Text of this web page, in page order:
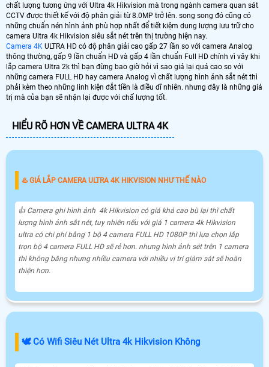
chất lượng tương ứng với Ultra 4k Hikvision mà trong ngành camera quan sát
CCTV được thiết kế với độ phân giải từ 8.0MP trở lên. song song đó cũng có
những chuẩn nén hình ảnh phù hợp nhất để tiết kiệm dung lượng lưu trữ cho
camera Ultra 4k Hikvision siêu sắt nét trên thị trường hiện nay.
Camera 4K ULTRA HD có độ phân giải cao gấp 27 lần so với camera Analog
thông thường, gấp 9 lần chuẩn HD và gấp 4 lần chuẩn Full HD chính vì vây khi
lắp camera Ultra 2k thì bạn đừng bao giờ hỏi vì sao giá lại quá cao so với
những camera FULL HD hay camera Analog vì chất lượng hình ảnh sắt nét thì
phải kèm theo những linh kiện đắt tiền là điều dĩ nhiên. nhưng đây là những giá
trị mà của bạn sẽ nhận lại được với chấ lượng tốt.
HIỂU RÕ HƠN VỀ CAMERA ULTRA 4K
♨️ GIÁ LẮP CAMERA ULTRA 4K HIKVISION NHƯ THẾ NÀO
👍 Camera ghi hình ảnh 4k Hikvision có giá khá cao bù lại thì chất
lượng hình ảnh sắt nét, tuy nhiên nếu với giá 1 camera 4k Hikvision
ultra có chi phí bằng 1 bộ 4 camera FULL HD 1080P thì lựa chọn lắp
trọn bộ 4 camera FULL HD sẽ rẻ hơn. nhưng hình ảnh sét trên 1 camera
thì không băng nhưng nhiều camera với nhiều vị trí giám sát sẽ hoàn
thiện hơn.
🕊️ Có Wifi Siêu Nét Ultra 4k Hikvision Không